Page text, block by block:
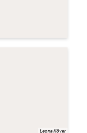
Leona Köver